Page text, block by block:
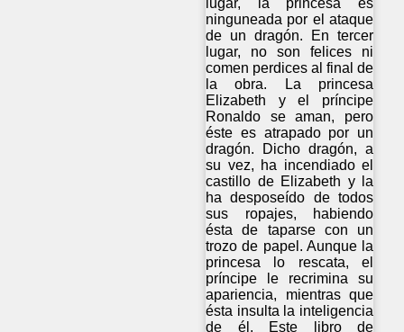
ninguneada por el ataque
de un dragón. En tercer
lugar, no son felices ni
comen perdices al final de
la obra. La princesa
Elizabeth y el príncipe
Ronaldo se aman, pero
éste es atrapado por un
dragón. Dicho dragón, a
su vez, ha incendiado el
castillo de Elizabeth y la
ha desposeído de todos
sus ropajes, habiendo
ésta de taparse con un
trozo de papel. Aunque la
princesa lo rescata, el
príncipe le recrimina su
apariencia, mientras que
ésta insulta la inteligencia
de él. Este libro de